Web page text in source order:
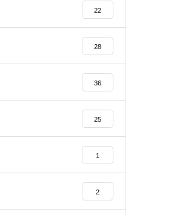
22
28
36
25
1
2